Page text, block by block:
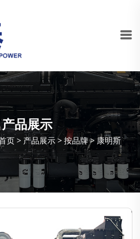
产品展示
页> 产品展示>按品牌>康明斯